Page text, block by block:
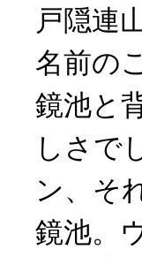
戸隠連
名前の
鏡池と
しさで
ン、そ
鏡池。